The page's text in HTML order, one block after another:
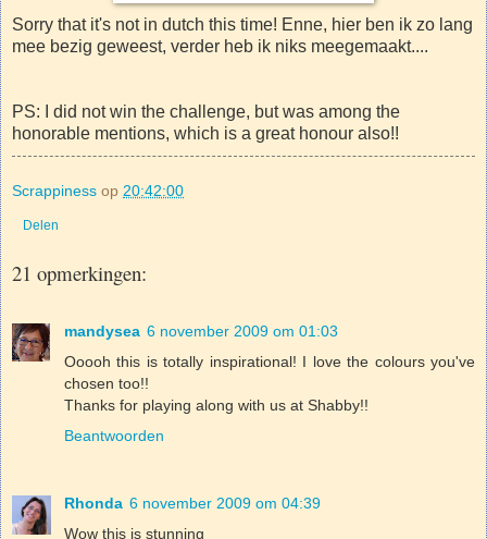
Sorry that it's not in dutch this time! Enne, hier ben ik zo lang
mee bezig geweest, verder heb ik niks meegemaakt....
PS: I did not win the challenge, but was among the
honorable mentions, which is a great honour also!!
Scrappiness op 20:42:00
Delen
21 opmerkingen:
mandysea 6 november 2009 om 01:03
Ooooh this is totally inspirational! I love the colours you've
chosen too!!
Thanks for playing along with us at Shabby!!
Beantwoorden
Rhonda 6 november 2009 om 04:39
Wow this is stunning